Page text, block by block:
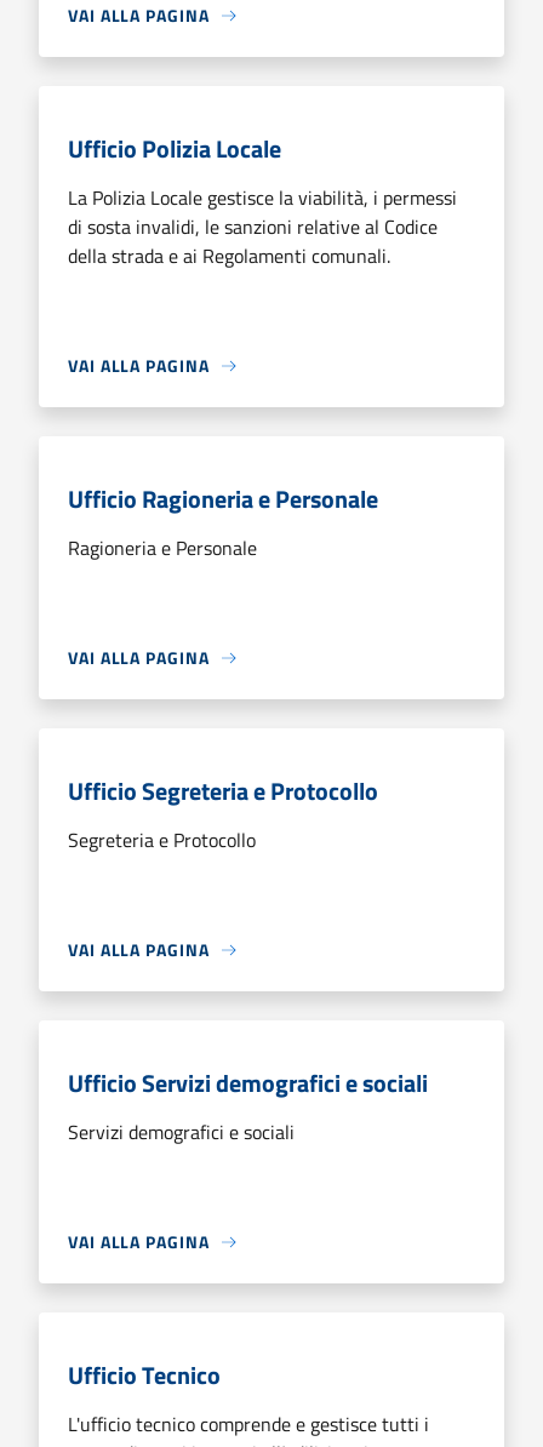
VAI ALLA PAGINA
Ufficio Polizia Locale
La Polizia Locale gestisce la viabilità, i permessi
di sosta invalidi, le sanzioni relative al Codice
della strada e ai Regolamenti comunali.
VAI ALLA PAGINA
Ufficio Ragioneria e Personale
Ragioneria e Personale
VAI ALLA PAGINA
Ufficio Segreteria e Protocollo
Segreteria e Protocollo
VAI ALLA PAGINA
Ufficio Servizi demografici e sociali
Servizi demografici e sociali
VAI ALLA PAGINA
Ufficio Tecnico
L'ufficio tecnico comprende e gestisce tutti i